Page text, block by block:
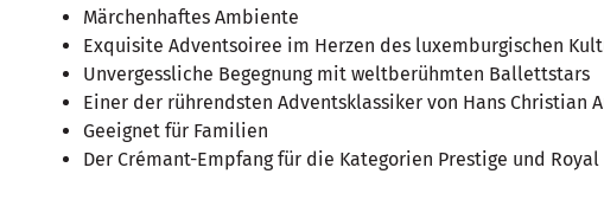
Märchenhaftes Ambiente
Exquisite Adventsoiree im Herzen des luxemburgischen
Unvergessliche Begegnung mit weltberühmten Ballettstars
Einer der rührendsten Adventsklassiker von Hans Christian
Geeignet für Familien
Der Crémant-Empfang für die Kategorien Prestige und